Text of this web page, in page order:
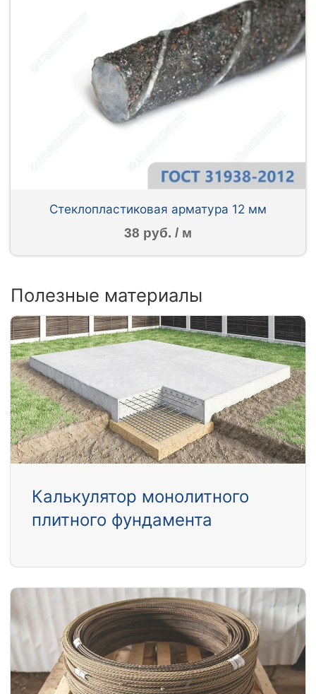
Стеклопластиковая арматура 12 мм
38 руб. / м
Полезные материалы
Калькулятор монолитного
плитного фундамента